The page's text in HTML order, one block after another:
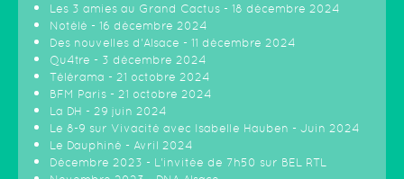
Les 3 amies au Grand Cactus - 18 décembre 2024
Notélé - 16 décembre 2024
Des nouvelles d'Alsace - 11 décembre 2024
Qu4tre - 3 décembre 2024
Télérama - 21 octobre 2024
BFM Paris - 21 octobre 2024
La DH - 29 juin 2024
Le 8-9 sur Vivacité avec Isabelle Hauben - Juin 2024
Le Dauphiné - Avril 2024
Décembre 2023 - L'invitée de 7h50 sur BEL RTL